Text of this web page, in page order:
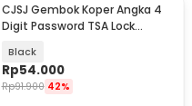
CJSJ Gembok Koper Angka 4
Digit Password TSA Lock
Black
Rp54.000
Rp91.900 42%